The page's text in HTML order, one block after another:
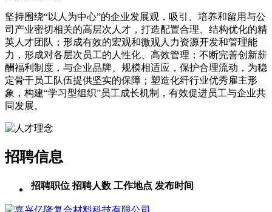
坚持围绕“以人为中心”的企业发展观，吸引、培养和留用与公
司产业密切相关的高层次人才，打造配置合理、结构优化的精
英人才团队；形成有效的宏观和微观人力资源开发和管理能
力，形成对各层次员工的人性化、高效管理；不断完善创新薪
酬福利制度，与企业品牌、规模相适应，保护合理流动，为稳
定骨干员工队伍提供坚实的保障；塑造化纤行业优秀雇主形
象，构建“学习型组织”员工成长机制，有效促进员工与企业共
同发展。
招聘信息
招聘职位 招聘人数 工作地点 发布时间